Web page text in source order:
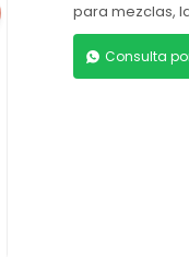
para mezclas,
Consulta